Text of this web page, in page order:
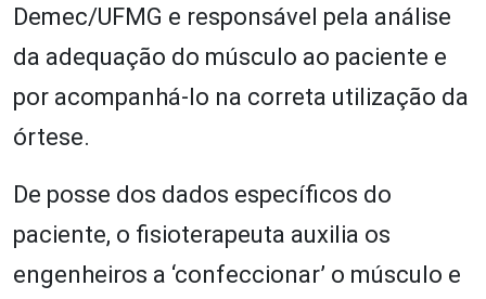
Demec/UFMG e responsável pela análise
da adequação do músculo ao paciente e
por acompanhá-lo na correta utilização da
órtese.
De posse dos dados específicos do
paciente, o fisioterapeuta auxilia os
engenheiros a ‘confeccionar’ o músculo e